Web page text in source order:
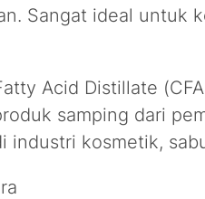
Sangat ideal untuk
Acid Distillate
samping dari
industri kosmetik,